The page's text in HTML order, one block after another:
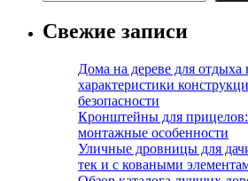
Свежие записи
Дома на дереве для
характеристики
безопасности
Кронштейны для
монтажные особенности
Уличные дровницы для
тек и с коваными